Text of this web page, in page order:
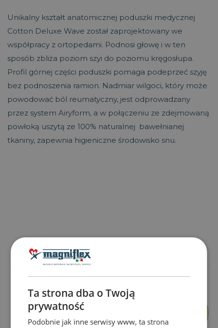
Unikalny kształt anatomicznej poduszki medycznej
Cotton Deluxe Wave został zaprojektowany we
współpracy z ortopedami. Podnosi głowę i w ten
sposób zbliża poziom szyi do poziomu kręgosłupa.
Profil górnej części poduszki pomaga podeprzeć szyję
bez podnoszenia ramion. Nadmiar wilgoci, który może
powodować ból reumatyczny, jest odprowadzany
przez system Airyform, a w połączeniu ze zdejmowaną
powłoką uszytą ze 100% naturalnej bawełnianej
tkaniny, zapewnia higieniczne środowisko snu.
Pokaż więcej
Ta strona dba o Twoją
prywatność
Podobnie jak inne serwisy www, ta strona